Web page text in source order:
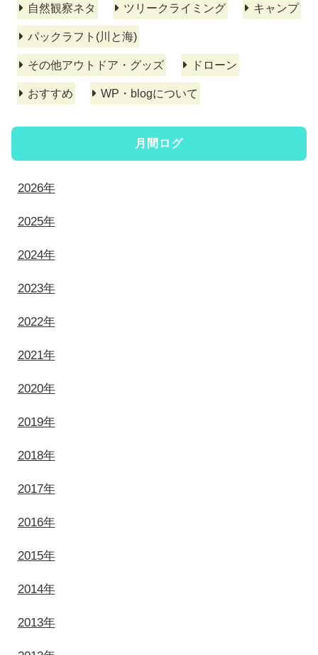
自然観察ネタ ツリークライミング キャンプ
パックラフト(川と海)
その他アウトドア・グッズ ドローン
おすすめ WP・blogについて
月間ログ
2026年
2025年
2024年
2023年
2022年
2021年
2020年
2019年
2018年
2017年
2016年
2015年
2014年
2013年